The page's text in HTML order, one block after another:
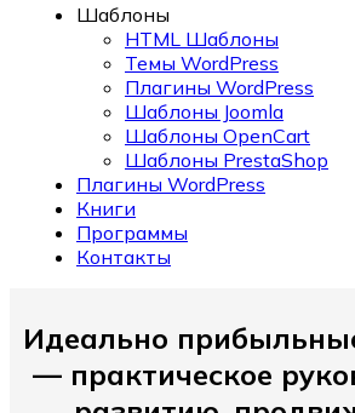
Шаблоны
HTML Шаблоны
Темы WordPress
Плагины WordPress
Шаблоны Joomla
Шаблоны OpenCart
Шаблоны PrestaShop
Плагины WordPress
Книги
Программы
Контакты
Идеально
— практическое